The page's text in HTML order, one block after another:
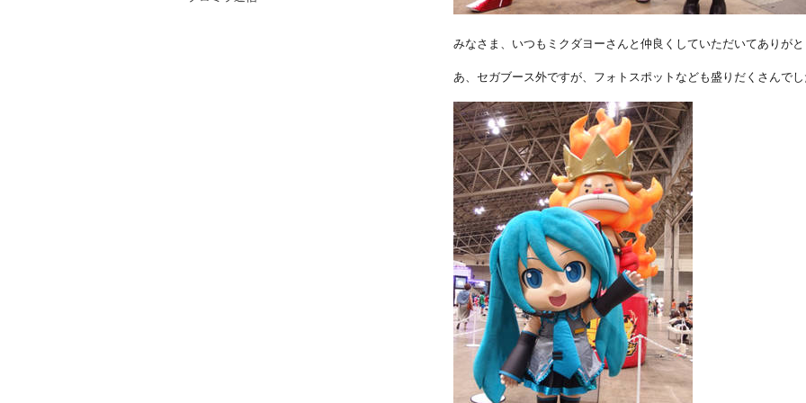
みなさま、いつもミクダヨーさんと仲良くしていただいてありがと
あ、セガブース外ですが、フォトスポットなども盛りだくさんでし